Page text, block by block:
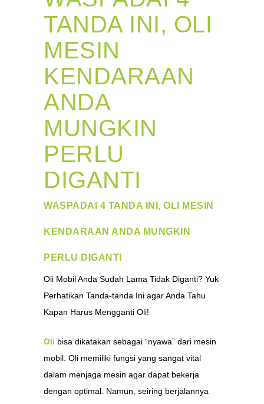
TANDA INI, OLI
MESIN
KENDARAAN
ANDA
MUNGKIN
PERLU
DIGANTI
WASPADAI 4 TANDA INI, OLI MESIN
KENDARAAN ANDA MUNGKIN
PERLU DIGANTI
Oli Mobil Anda Sudah Lama Tidak Diganti? Yuk
Perhatikan Tanda-tanda Ini agar Anda Tahu
Kapan Harus Mengganti Oli!
Oli bisa dikatakan sebagai “nyawa” dari mesin
mobil. Oli memiliki fungsi yang sangat vital
dalam menjaga mesin agar dapat bekerja
dengan optimal. Namun, seiring berjalannya